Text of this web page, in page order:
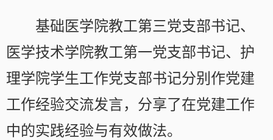
基础医学院教工第三党支部书记、
医学技术学院教工第一党支部书记、护
理学院学生工作党支部书记分别作党建
工作经验交流发言，分享了在党建工作
中的实践经验与有效做法。